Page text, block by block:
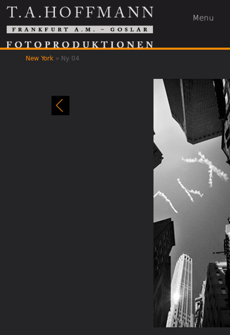
Menu
New York » Ny 04